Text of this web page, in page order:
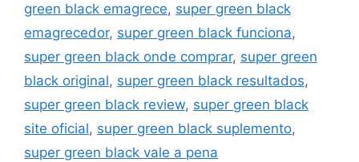
green black emagrece, super green black
emagrecedor, super green black funciona,
super green black onde comprar, super green
black original, super green black resultados,
super green black review, super green black
site oficial, super green black suplemento,
super green black vale a pena